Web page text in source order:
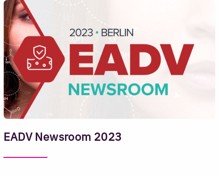
EADV Newsroom 2023